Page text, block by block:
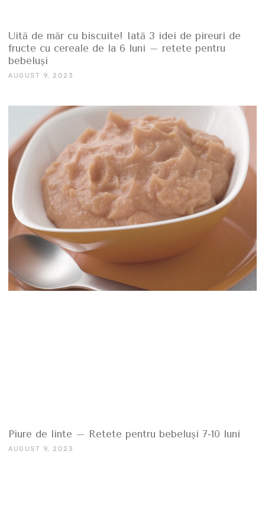
Uită de măr cu biscuite! Iată 3 idei de pireuri de
fructe cu cereale de la 6 luni – retete pentru
bebeluşi
AUGUST 9, 2023
Piure de linte – Retete pentru bebeluşi 7-10 luni
AUGUST 9, 2023